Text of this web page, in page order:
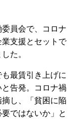
員会で、コロナ
支援とセットで
た。
最賃引き上げに
告発。コロナ禍
し、「貧困に陥
ではないか」と